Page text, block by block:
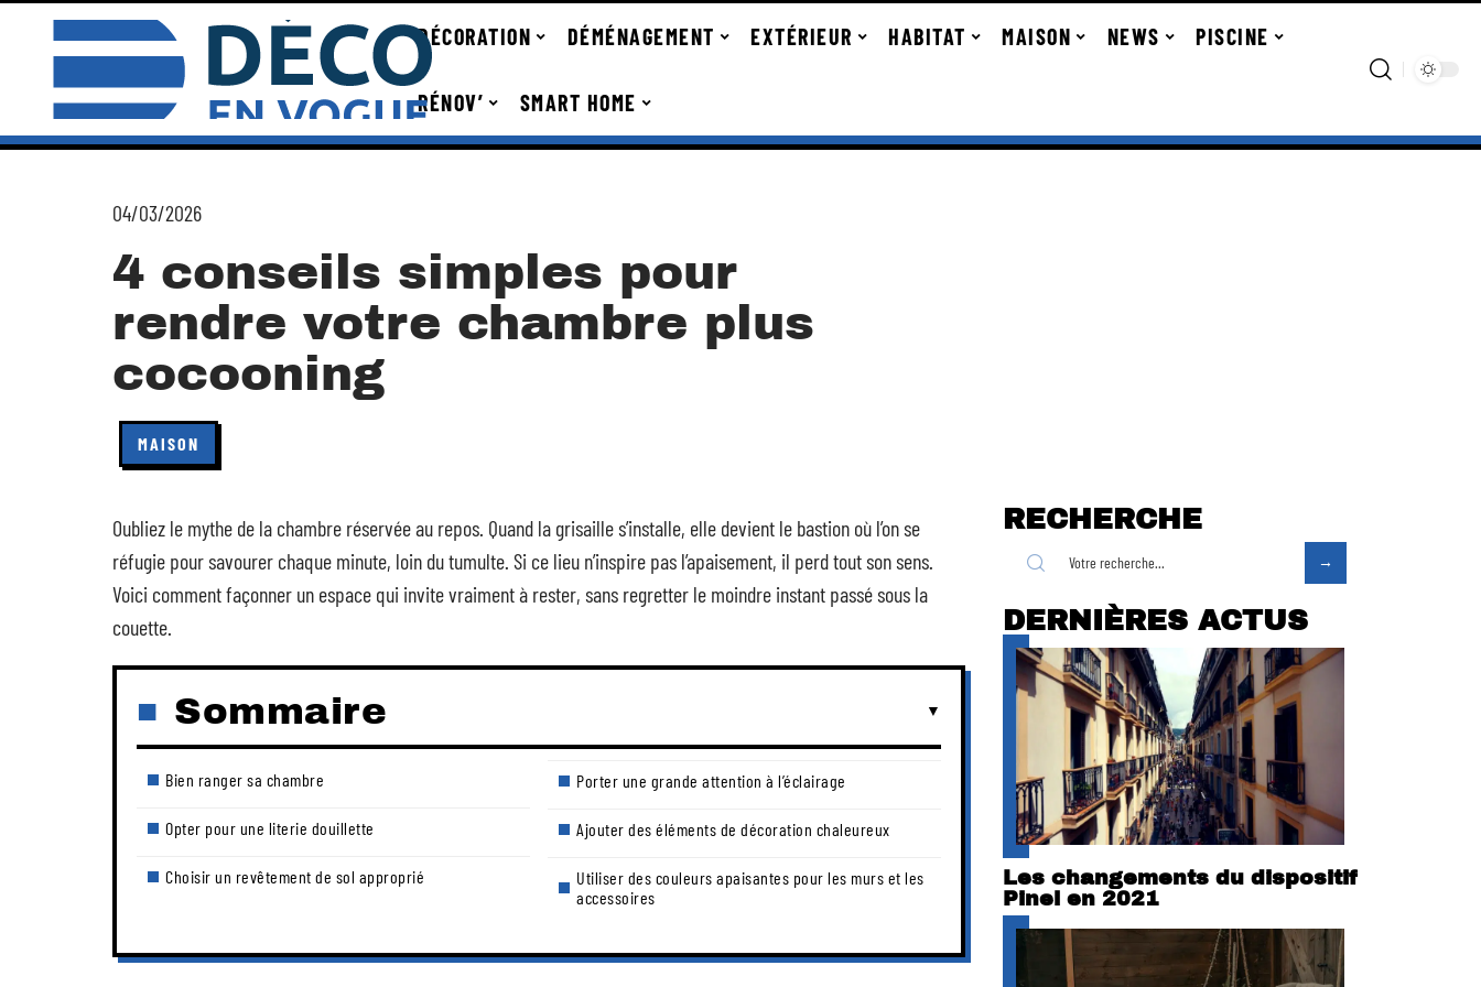
DÉCORATION DÉMÉNAGEMENT EXTÉRIEUR HABITAT MAISON NEWS PISCINE
RÉNOV’ SMART HOME
04/03/2026
4 conseils simples pour
rendre votre chambre plus
cocooning
MAISON
Oubliez le mythe de la chambre réservée au repos. Quand la grisaille s’installe, elle devient le bastion où l’on se
réfugie pour savourer chaque minute, loin du tumulte. Si ce lieu n’inspire pas l’apaisement, il perd tout son sens.
Voici comment façonner un espace qui invite vraiment à rester, sans regretter le moindre instant passé sous la
couette.
Sommaire
Bien ranger sa chambre
Opter pour une literie douillette
Choisir un revêtement de sol approprié
Porter une grande attention à l’éclairage
Ajouter des éléments de décoration chaleureux
Utiliser des couleurs apaisantes pour les murs et les
accessoires
RECHERCHE
DERNIÈRES ACTUS
Les changements du dispositif
Pinel en 2021